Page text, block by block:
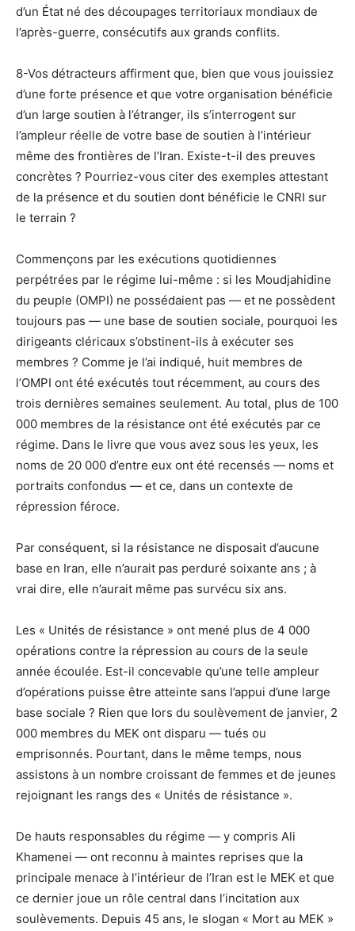
d’un État né des découpages territoriaux mondiaux de
l’après-guerre, consécutifs aux grands conflits.
8-Vos détracteurs affirment que, bien que vous jouissiez
d’une forte présence et que votre organisation bénéficie
d’un large soutien à l’étranger, ils s’interrogent sur
l’ampleur réelle de votre base de soutien à l’intérieur
même des frontières de l’Iran. Existe-t-il des preuves
concrètes ? Pourriez-vous citer des exemples attestant
de la présence et du soutien dont bénéficie le CNRI sur
le terrain ?
Commençons par les exécutions quotidiennes
perpétrées par le régime lui-même : si les Moudjahidine
du peuple (OMPI) ne possédaient pas — et ne possèdent
toujours pas — une base de soutien sociale, pourquoi les
dirigeants cléricaux s’obstinent-ils à exécuter ses
membres ? Comme je l’ai indiqué, huit membres de
l’OMPI ont été exécutés tout récemment, au cours des
trois dernières semaines seulement. Au total, plus de 100
000 membres de la résistance ont été exécutés par ce
régime. Dans le livre que vous avez sous les yeux, les
noms de 20 000 d’entre eux ont été recensés — noms et
portraits confondus — et ce, dans un contexte de
répression féroce.
Par conséquent, si la résistance ne disposait d’aucune
base en Iran, elle n’aurait pas perduré soixante ans ; à
vrai dire, elle n’aurait même pas survécu six ans.
Les « Unités de résistance » ont mené plus de 4 000
opérations contre la répression au cours de la seule
année écoulée. Est-il concevable qu’une telle ampleur
d’opérations puisse être atteinte sans l’appui d’une large
base sociale ? Rien que lors du soulèvement de janvier, 2
000 membres du MEK ont disparu — tués ou
emprisonnés. Pourtant, dans le même temps, nous
assistons à un nombre croissant de femmes et de jeunes
rejoignant les rangs des « Unités de résistance ».
De hauts responsables du régime — y compris Ali
Khamenei — ont reconnu à maintes reprises que la
principale menace à l’intérieur de l’Iran est le MEK et que
ce dernier joue un rôle central dans l’incitation aux
soulèvements. Depuis 45 ans, le slogan « Mort au MEK »